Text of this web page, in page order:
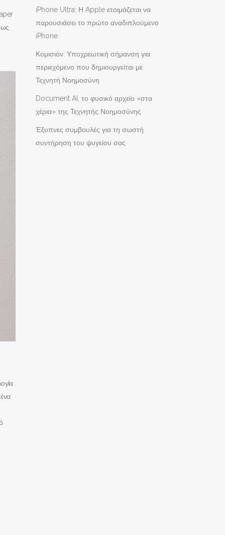
ως
iPhone Ultra: Η Apple ετοιμάζεται να
παρουσιάσει το πρώτο αναδιπλούμενο
iPhone
Κομισιόν: Υποχρεωτική σήμανση για
περιεχόμενο που δημιουργείται με
Τεχνητή Νοημοσύνη
Document AI, το φυσικό αρχείο «στα
χέρια» της Τεχνητής Νοημοσύνης
Έξυπνες συμβουλές για τη σωστή
συντήρηση του ψυγείου σας